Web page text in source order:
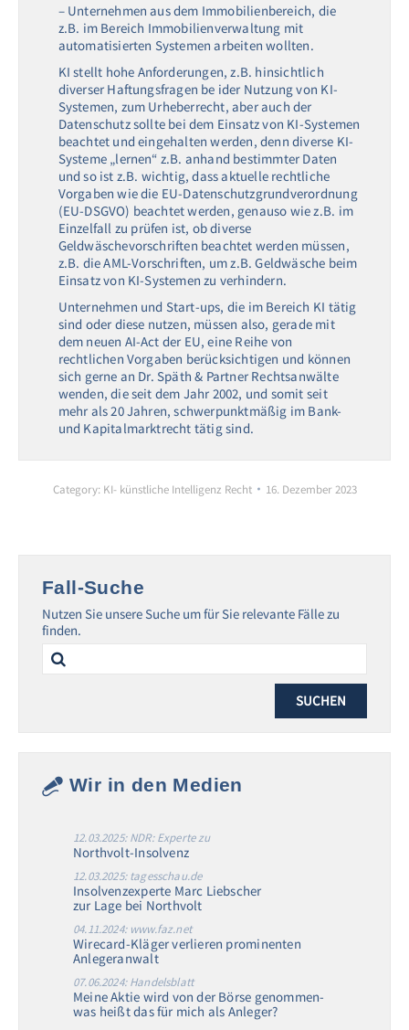
– Unternehmen aus dem Immobilienbereich, die
z.B. im Bereich Immobilienverwaltung mit
automatisierten Systemen arbeiten wollten.
KI stellt hohe Anforderungen, z.B. hinsichtlich
diverser Haftungsfragen be ider Nutzung von KI-
Systemen, zum Urheberrecht, aber auch der
Datenschutz sollte bei dem Einsatz von KI-Systemen
beachtet und eingehalten werden, denn diverse KI-
Systeme „lernen“ z.B. anhand bestimmter Daten
und so ist z.B. wichtig, dass aktuelle rechtliche
Vorgaben wie die EU-Datenschutzgrundverordnung
(EU-DSGVO) beachtet werden, genauso wie z.B. im
Einzelfall zu prüfen ist, ob diverse
Geldwäschevorschriften beachtet werden müssen,
z.B. die AML-Vorschriften, um z.B. Geldwäsche beim
Einsatz von KI-Systemen zu verhindern.
Unternehmen und Start-ups, die im Bereich KI tätig
sind oder diese nutzen, müssen also, gerade mit
dem neuen AI-Act der EU, eine Reihe von
rechtlichen Vorgaben berücksichtigen und können
sich gerne an Dr. Späth & Partner Rechtsanwälte
wenden, die seit dem Jahr 2002, und somit seit
mehr als 20 Jahren, schwerpunktmäßig im Bank-
und Kapitalmarktrecht tätig sind.
Category: KI- künstliche Intelligenz Recht 16. Dezember 2023
Fall-Suche
Nutzen Sie unsere Suche um für Sie relevante Fälle zu
finden.
Search
for:
Wir in den Medien
12.03.2025: NDR: Experte zu
Northvolt-Insolvenz
12.03.2025: tagesschau.de
Insolvenzexperte Marc Liebscher
zur Lage bei Northvolt
04.11.2024: www.faz.net
Wirecard-Kläger verlieren prominenten
Anlegeranwalt
07.06.2024: Handelsblatt
Meine Aktie wird von der Börse genommen-
was heißt das für mich als Anleger?